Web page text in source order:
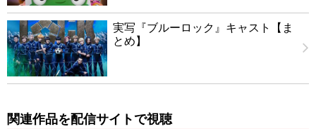
実写『ブルーロック』キャスト【ま
とめ】
関連作品を配信サイトで視聴